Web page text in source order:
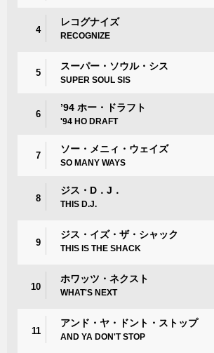
4
レコグナイズ
RECOGNIZE
5
スーパー・ソウル・シス
SUPER SOUL SIS
6
’94 ホー・ドラフト
'94 HO DRAFT
7
ソー・メニィ・ウェイズ
SO MANY WAYS
8
ジス・D．J．
THIS D.J.
9
ジス・イズ・ザ・シャック
THIS IS THE SHACK
10
ホワッツ・ネクスト
WHAT'S NEXT
11
アンド・ヤ・ドント・ストップ
AND YA DON'T STOP